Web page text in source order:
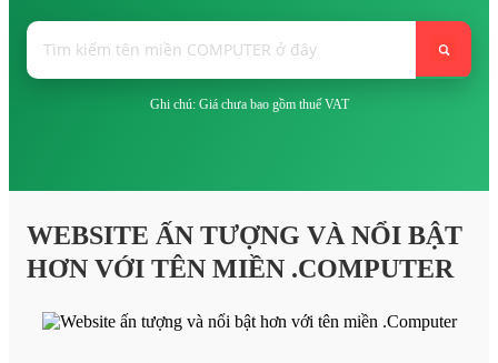
Ghi chú: Giá chưa bao gồm thuế VAT
WEBSITE ẤN TƯỢNG VÀ NỔI BẬT
HƠN VỚI TÊN MIỀN .COMPUTER